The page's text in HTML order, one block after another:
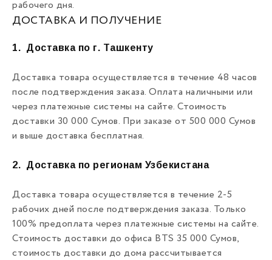
рабочего дня.
ДОСТАВКА И ПОЛУЧЕНИЕ
1. Доставка по г. Ташкенту
Доставка товара осуществляется в течение 48 часов
после подтверждения заказа. Оплата наличными или
через платежные системы на сайте. Стоимость
доставки 30 000 Сумов. При заказе от 500 000 Сумов
и выше доставка бесплатная.
2. Доставка по регионам Узбекистана
Доставка товара осуществляется в течение 2-5
рабочих дней после подтверждения заказа. Только
100% предоплата через платежные системы на сайте.
Стоимость доставки до офиса BTS 35 000 Сумов,
стоимость доставки до дома рассчитывается